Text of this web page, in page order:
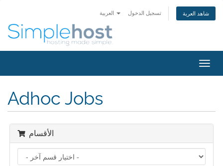
تسجيل الدخول شاهد العربة
تبديل
التنقل
Adhoc Jobs
الأقسام